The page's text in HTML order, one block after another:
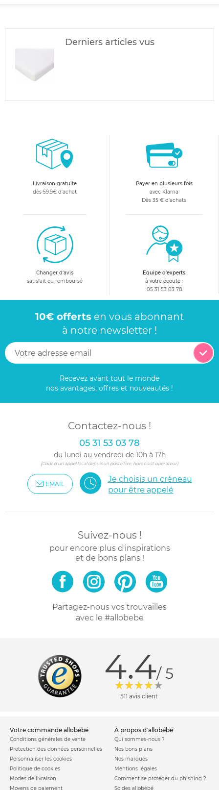
Derniers articles vus
Livraison gratuite
dès 59.9€ d'achat
Payer en plusieurs fois
avec Klarna
Dès 35 € d'achats
Changer d'avis
satisfait ou remboursé
Equipe d'experts
à votre écoute :
05 31 53 03 78
10€ offerts en vous abonnant
à notre newsletter !
Recevez avant tout le monde
nos avantages, offres et nouveautés !
Contactez-nous !
05 31 53 03 78
du lundi au vendredi de 10h à 17h
(Coût d'un appel local depuis un poste fixe, hors coût opérateur)
EMAIL
Je choisis un créneau
pour être appelé
Suivez-nous !
pour encore plus d'inspirations
et de bons plans !
Partagez-nous vos trouvailles
avec le #allobebe
4.4/ 5
511 avis client
votre commande allobébé
Conditions générales de vente
Protection des données personnelles
Personnaliser les cookies
Politique de cookies
Modes de livraison
Moyens de paiement
à propos d'allobébé
Qui sommes-nous ?
Nos bons plans
Nos marques
Mentions légales
Comment se protéger du phishing ?
Soldes allobébé